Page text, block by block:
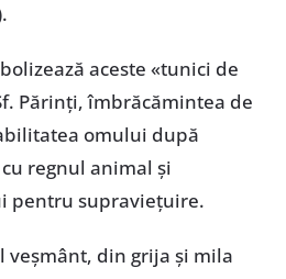
aceste «tunici de
Părinți, îmbrăcămintea de
omului după
regnul animal și
pentru supraviețuire.
veșmânt, din grija și mila